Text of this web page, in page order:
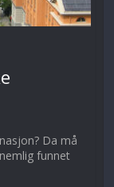
Da må
funnet